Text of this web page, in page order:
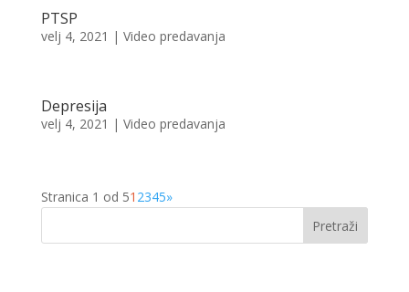
PTSP
velj 4, 2021 | Video predavanja
Depresija
velj 4, 2021 | Video predavanja
Stranica 1 od 51 2345»